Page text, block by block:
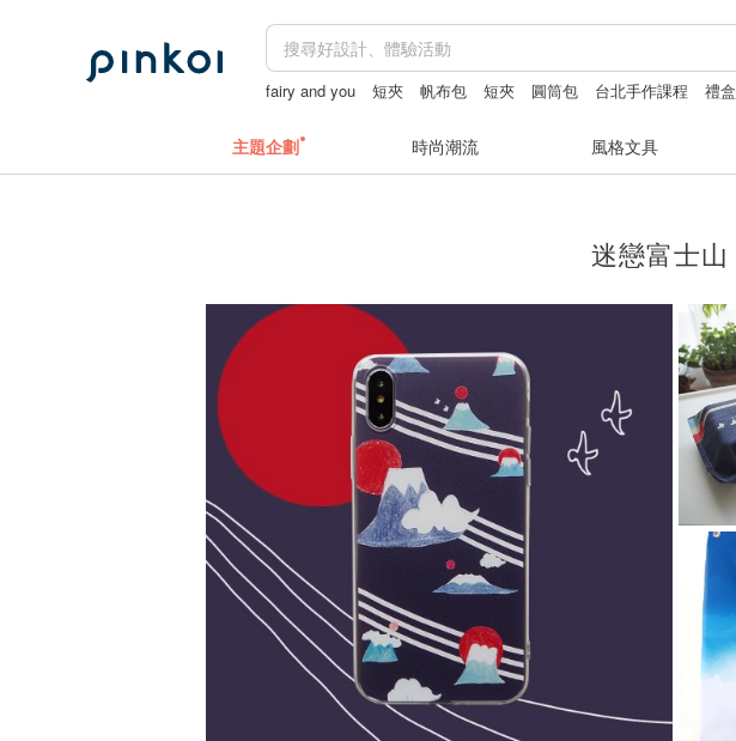
fairy and you 短夾 帆布包 短夾 圓筒包 台北手作課程 禮盒
主題企劃 時尚潮流 風格文具
迷戀富士山